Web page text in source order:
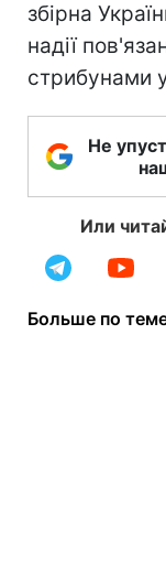
збірна
надії
стрибунами
Не
Или
Больше по